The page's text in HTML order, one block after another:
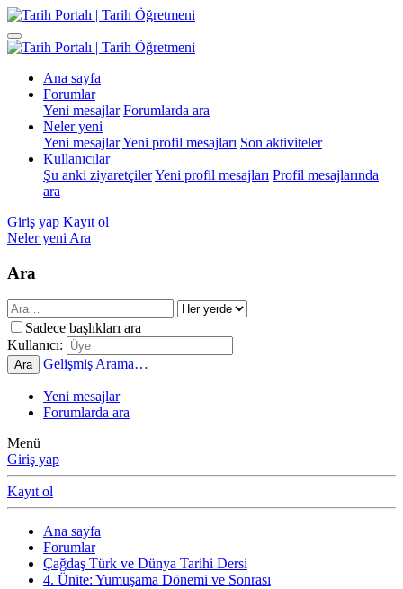
Ana sayfa
Forumlar
Yeni mesajlar Forumlarda ara
Neler yeni
Yeni mesajlarYeni profil mesajları Son aktiviteler
Kullanıcılar
Şu anki ziyaretçilerYeni profil mesajları Profil mesajlarında
ara
Giriş yap Kayıt ol
Neler yeni Ara
Ara
Sadece başlıkları ara
Kullanıcı:
Ara Gelişmiş Arama…
Yeni mesajlar
Forumlarda ara
Menü
Giriş yap
Kayıt ol
Ana sayfa
Forumlar
Çağdaş Türk ve Dünya Tarihi Dersi
4. Ünite: Yumuşama Dönemi ve Sonrası